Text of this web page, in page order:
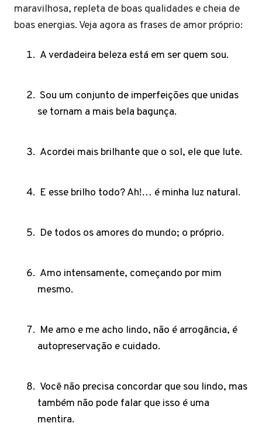
maravilhosa, repleta de boas qualidades e cheia de
boas energias. Veja agora as frases de amor próprio:
A verdadeira beleza está em ser quem sou.
Sou um conjunto de imperfeições que unidas
se tornam a mais bela bagunça.
Acordei mais brilhante que o sol, ele que lute.
E esse brilho todo? Ah!… é minha luz natural.
De todos os amores do mundo; o próprio.
Amo intensamente, começando por mim
mesmo.
Me amo e me acho lindo, não é arrogância, é
autopreservação e cuidado.
Você não precisa concordar que sou lindo, mas
também não pode falar que isso é uma
mentira.